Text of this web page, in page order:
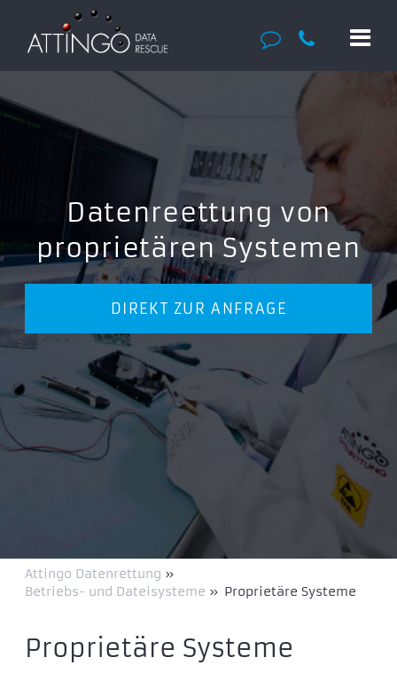
Datenreettung von
proprietären Systemen
DIREKT ZUR ANFRAGE
Attingo Datenrettung »
Betriebs- und Dateisysteme » Proprietäre Systeme
Proprietäre Systeme